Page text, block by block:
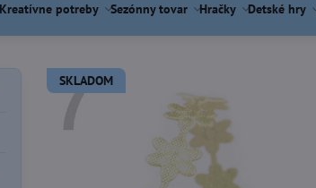
potreby Sezónny tovar Hračky Detské hry
SKLADOM